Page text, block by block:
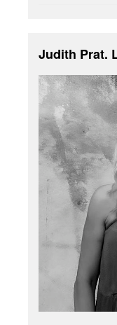
Judith Prat.